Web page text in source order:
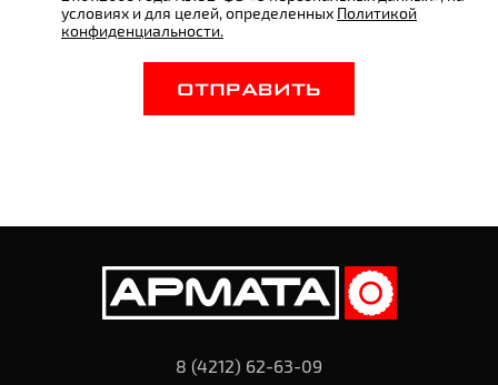
условиях и для целей, определенных Политикой
конфиденциальности.
ОТПРАВИТЬ
8 (4212) 62-63-09